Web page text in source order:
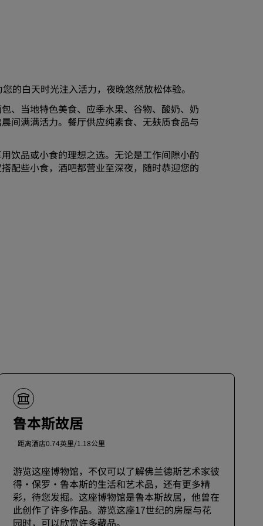
的白天时光注入活力，夜晚悠然放松体验。
、当地特色美食、应季水果、谷物、酸奶、奶
间满满活力。餐厅供应纯素食、无麸质食品与
饮品或小食的理想之选。无论是工作间隙小酌
配些小食，酒吧都营业至深夜，随时恭迎您的
鲁本斯故居
距离酒店0.74英里/1.18公里
游览这座博物馆，不仅可以了解佛兰德斯艺术家彼
得·保罗·鲁本斯的生活和艺术品，还有更多精
彩，待您发掘。这座博物馆是鲁本斯故居，他曾在
此创作了许多作品。游览这座17世纪的房屋与花
园时，可以欣赏许多藏品。